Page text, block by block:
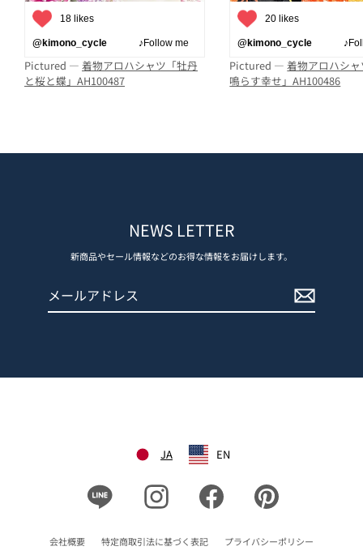
18 likes
@kimono_cycle ♪Follow me
Pictured — 着物アロハシャツ「牡丹
と桜と蝶」AH100487
20 likes
@kimono_cycle
Pictured —着物アロハシ
鳴らす幸せ」AH100486
NEWS LETTER
新商品やセール情報などのお得な情報をお届けします。
JA EN
Instagram Facebook
会社概要 特定商取引法に基づく表記 プライバシーポリシー